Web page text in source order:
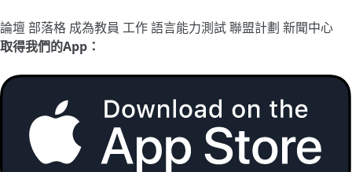
論壇部落格 成為教員 工作語言能力測試聯盟計劃 新聞中心
取得我們的App：